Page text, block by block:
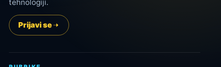
tehnologiji.
Prijavi se